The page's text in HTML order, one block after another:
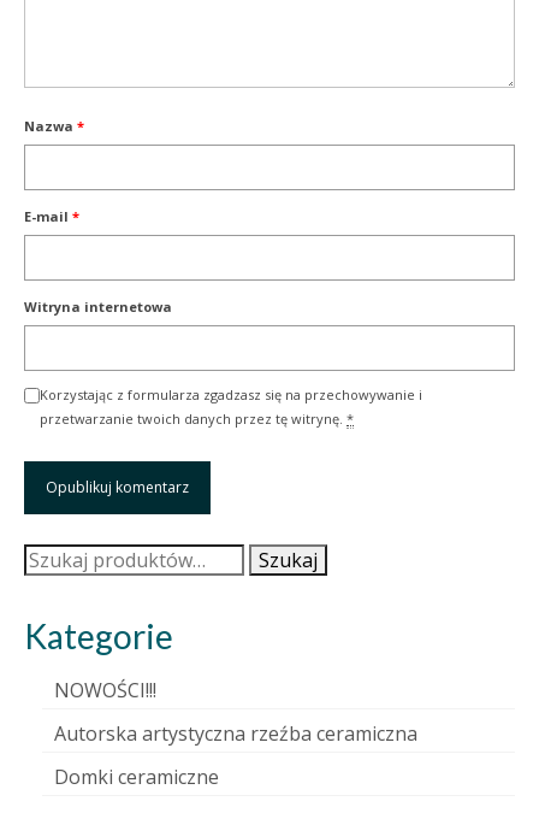
Nazwa *
E-mail *
Witryna internetowa
Korzystając z formularza zgadzasz się na przechowywanie i
przetwarzanie twoich danych przez tę witrynę. *
Szukaj: Szukaj
Kategorie
NOWOŚCI!!!
Autorska artystyczna rzeźba ceramiczna
Domki ceramiczne